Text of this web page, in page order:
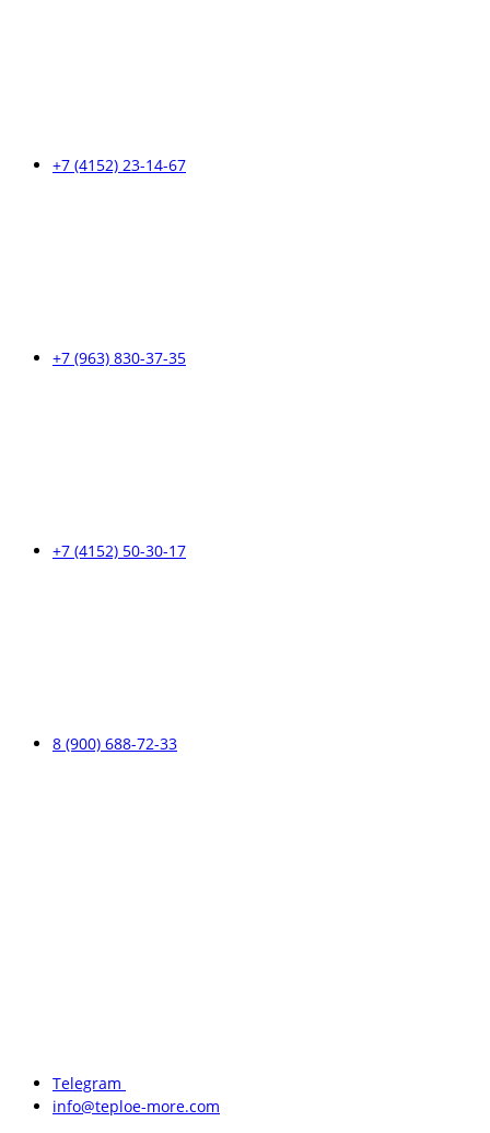
+7 (4152) 23-14-67
+7 (963) 830-37-35
+7 (4152) 50-30-17
8 (900) 688-72-33
Telegram
info@teploe-more.com